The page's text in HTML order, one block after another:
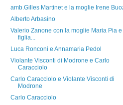
amb.Gilles Martinet e la moglie Irene
Alberto Arbasino
Valerio Zanone con la moglie Maria Pia
figlia...
Luca Ronconi e Annamaria Pedol
Violante Visconti di Modrone e Carlo
Caracciolo
Carlo Caracciolo e Violante Visconti di
Modrone
Carlo Caracciolo